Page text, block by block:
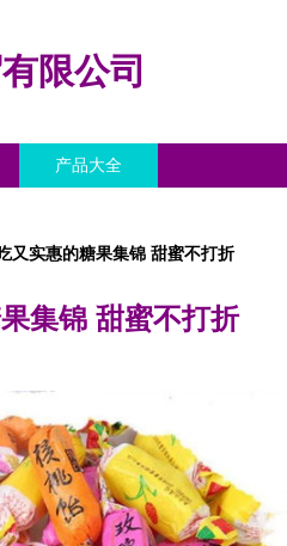
限公司
产品大全
又实惠的糖果集锦 甜蜜不打折
集锦 甜蜜不打折